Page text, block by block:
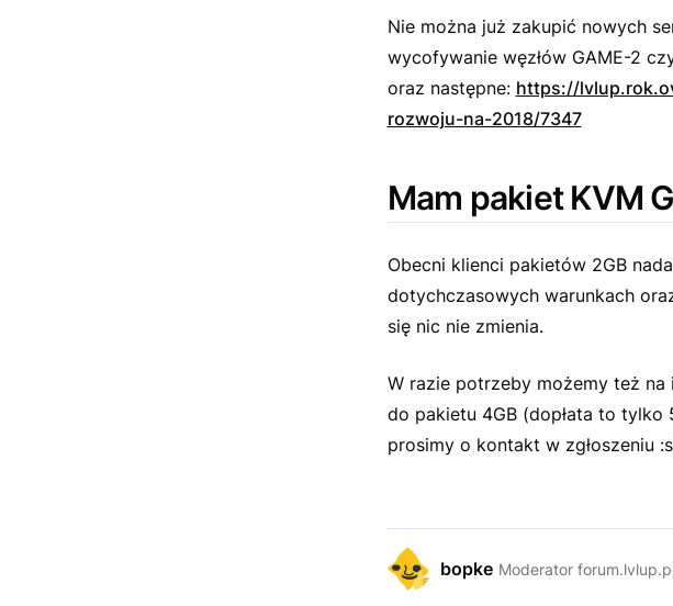
Nie można już zakupić nowych
wycofywanie węzłów GAME-2
oraz następne: https://
rozwoju-na-2018/7347
Mam pakiet KVM
Obecni klienci pakietów 2GB
dotychczasowych warunkach
się nic nie zmienia.
W razie potrzeby możemy też
do pakietu 4GB (dopłata to
prosimy o kontakt w zgłoszeniu
bopke Moderator